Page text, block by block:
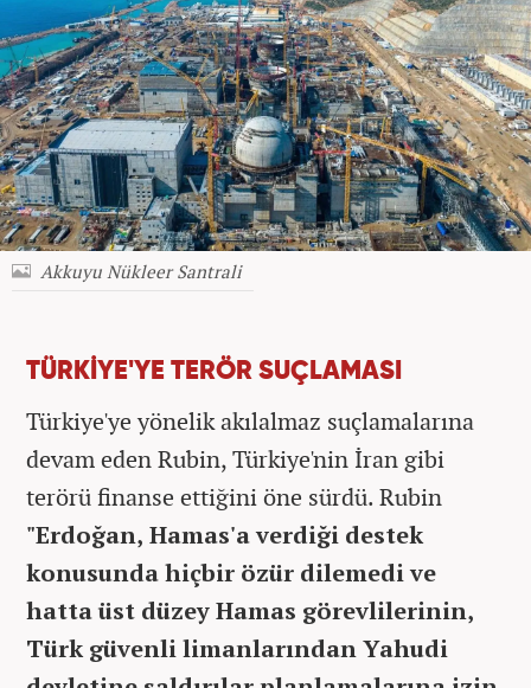
Akkuyu Nükleer Santrali
TÜRKİYE'YE TERÖR SUÇLAMASI
Türkiye'ye yönelik akılalmaz suçlamalarına
devam eden Rubin, Türkiye'nin İran gibi
terörü finanse ettiğini öne sürdü. Rubin
"Erdoğan, Hamas'a verdiği destek
konusunda hiçbir özür dilemedi ve
hatta üst düzey Hamas görevlilerinin,
Türk güvenli limanlarından Yahudi